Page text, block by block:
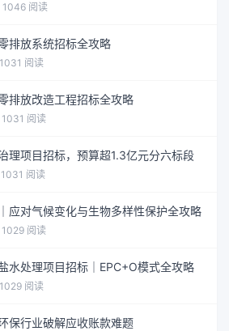
阅读
排放系统招标全攻略
阅读
排放改造工程招标全攻略
阅读
理项目招标，预算超1.3亿元分六标段
阅读
应对气候变化与生物多样性保护全攻略
阅读
水处理项目招标｜EPC+O模式全攻略
阅读
保行业破解应收账款难题